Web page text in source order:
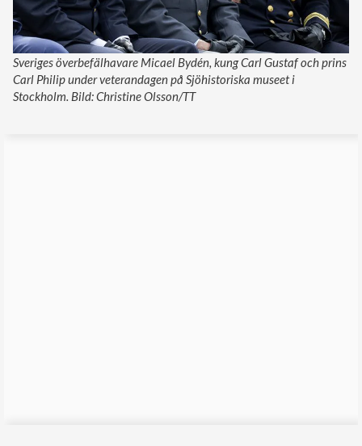
Sveriges överbefälhavare Micael Bydén, kung Carl Gustaf och prins
Carl Philip under veterandagen på Sjöhistoriska museet i
Stockholm. Bild: Christine Olsson/TT